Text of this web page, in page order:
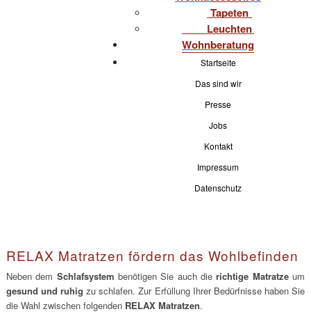
Tapeten
Leuchten
Wohnberatung
Startseite
Das sind wir
Presse
Jobs
Kontakt
Impressum
Datenschutz
RELAX Matratzen fördern das Wohlbefinden
Neben dem Schlafsystem benötigen Sie auch dierichtige Matratzeum
gesund und ruhig zu schlafen. Zur Erfüllung Ihrer Bedürfnisse haben Sie
die Wahl zwischen folgenden RELAX Matratzen.